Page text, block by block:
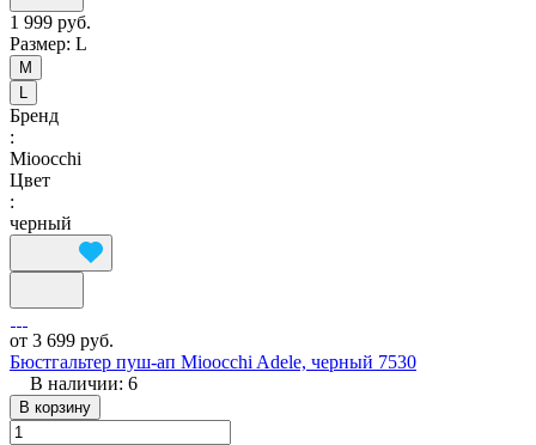
1 999 руб.
Размер: L
M
L
Бренд
:
Mioocchi
Цвет
:
черный
от 3 699 руб.
Бюстгальтер пуш-ап Mioocchi Adele, черный 7530
В наличии: 6
В корзину